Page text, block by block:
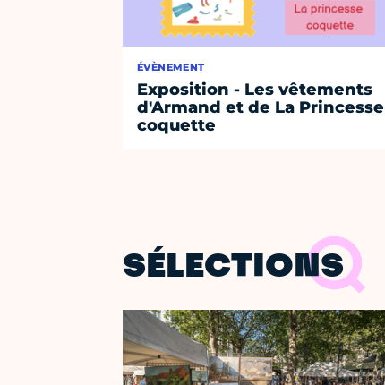
ÉVÈNEMENT
Exposition - Les vêtements
d'Armand et de La Princesse
coquette
SÉLECTIONS